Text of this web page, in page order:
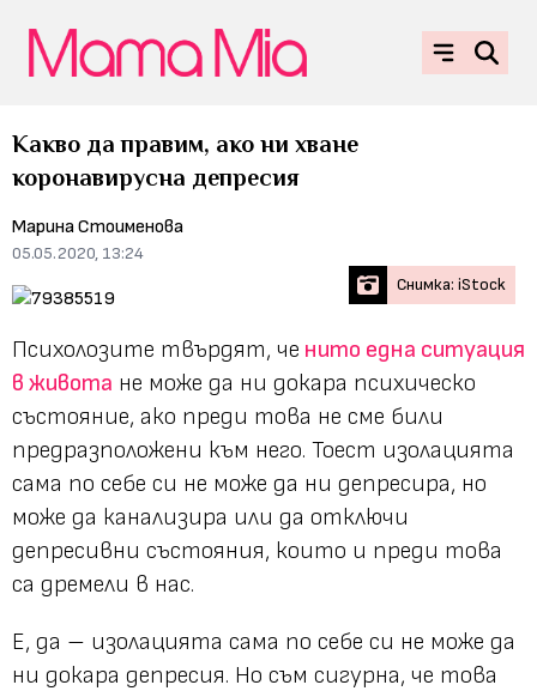
Какво да правим, aко ни хване
коронавирусна депресия
Марина Стоименова
05.05.2020, 13:24
Снимка: iStock
Психолозите твърдят, че нито една ситуация
в живота не може да ни докара психическо
състояние, ако преди това не сме били
предразположени към него. Тоест изолацията
сама по себе си не може да ни депресира, но
може да канализира или да отключи
депресивни състояния, които и преди това
са дремели в нас.
Е, да – изолацията сама по себе си не може да
ни докара депресия. Но съм сигурна, че това